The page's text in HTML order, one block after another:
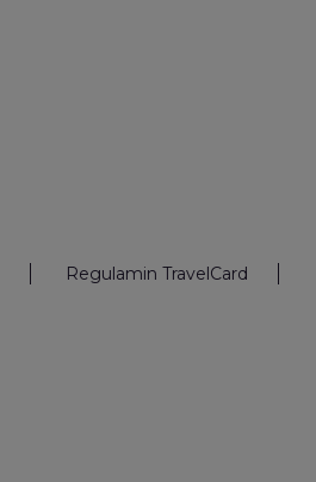
Regulamin TravelCard